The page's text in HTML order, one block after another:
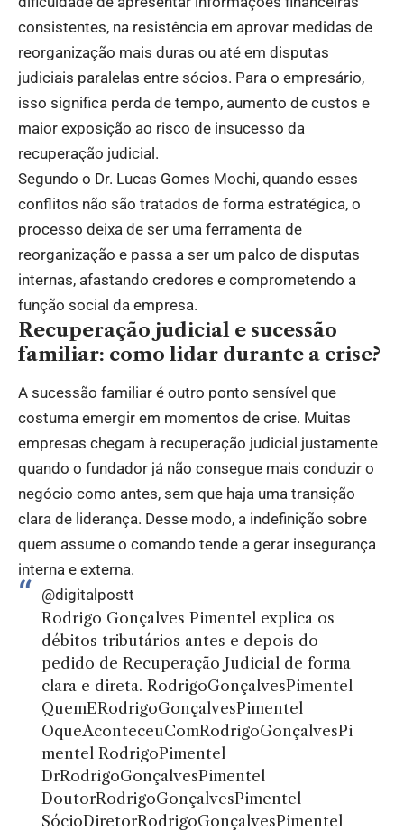
consistentes, na resistência em aprovar medidas de
reorganização mais duras ou até em disputas
judiciais paralelas entre sócios. Para o empresário,
isso significa perda de tempo, aumento de custos e
maior exposição ao risco de insucesso da
recuperação judicial.
Segundo o Dr. Lucas Gomes Mochi, quando esses
conflitos não são tratados de forma estratégica, o
processo deixa de ser uma ferramenta de
reorganização e passa a ser um palco de disputas
internas, afastando credores e comprometendo a
função social da empresa.
Recuperação judicial e sucessão
familiar: como lidar durante a crise?
A sucessão familiar é outro ponto sensível que
costuma emergir em momentos de crise. Muitas
empresas chegam à recuperação judicial justamente
quando o fundador já não consegue mais conduzir o
negócio como antes, sem que haja uma transição
clara de liderança. Desse modo, a indefinição sobre
quem assume o comando tende a gerar insegurança
interna e externa.
@digitalpostt
Rodrigo Gonçalves Pimentel explica os
débitos tributários antes e depois do
pedido de Recuperação Judicial de forma
clara e direta. RodrigoGonçalvesPimentel
QuemERodrigoGonçalvesPimentel
OqueAconteceuComRodrigoGonçalvesPi
mentel RodrigoPimentel
DrRodrigoGonçalvesPimentel
DoutorRodrigoGonçalvesPimentel
SócioDiretorRodrigoGonçalvesPimentel